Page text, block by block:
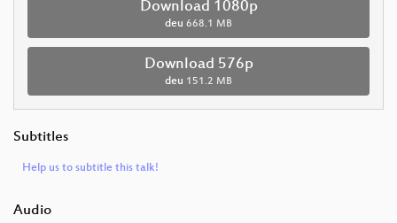
Download 1080p
deu 668.1 MB
Download 576p
deu 151.2 MB
Subtitles
Help us to subtitle this talk!
Audio